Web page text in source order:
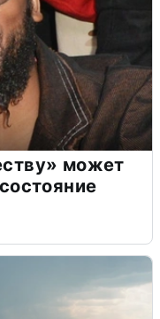
может